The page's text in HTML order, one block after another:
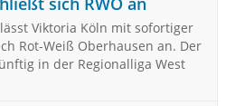
Viktoria Köln mit sofortiger
Rot-Weiß Oberhausen an. Der
in der Regionalliga West